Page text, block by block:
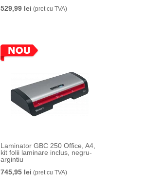
529,99 lei (pret cu TVA)
Laminator GBC 250 Office, A4,
kit folii laminare inclus, negru-
argintiu
745,95 lei (pret cu TVA)